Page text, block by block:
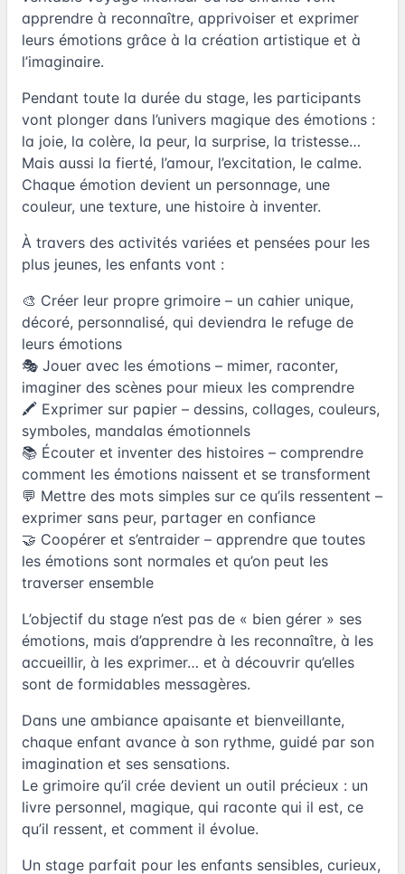
apprendre à reconnaître, apprivoiser et exprimer
leurs émotions grâce à la création artistique et à
l’imaginaire.
Pendant toute la durée du stage, les participants
vont plonger dans l’univers magique des émotions :
la joie, la colère, la peur, la surprise, la tristesse…
Mais aussi la fierté, l’amour, l’excitation, le calme.
Chaque émotion devient un personnage, une
couleur, une texture, une histoire à inventer.
À travers des activités variées et pensées pour les
plus jeunes, les enfants vont :
🎨 Créer leur propre grimoire – un cahier unique,
décoré, personnalisé, qui deviendra le refuge de
leurs émotions
🎭 Jouer avec les émotions – mimer, raconter,
imaginer des scènes pour mieux les comprendre
🖍️ Exprimer sur papier – dessins, collages, couleurs,
symboles, mandalas émotionnels
📚 Écouter et inventer des histoires – comprendre
comment les émotions naissent et se transforment
💬 Mettre des mots simples sur ce qu’ils ressentent –
exprimer sans peur, partager en confiance
🤝 Coopérer et s’entraider – apprendre que toutes
les émotions sont normales et qu’on peut les
traverser ensemble
L’objectif du stage n’est pas de « bien gérer » ses
émotions, mais d’apprendre à les reconnaître, à les
accueillir, à les exprimer… et à découvrir qu’elles
sont de formidables messagères.
Dans une ambiance apaisante et bienveillante,
chaque enfant avance à son rythme, guidé par son
imagination et ses sensations.
Le grimoire qu’il crée devient un outil précieux : un
livre personnel, magique, qui raconte qui il est, ce
qu’il ressent, et comment il évolue.
Un stage parfait pour les enfants sensibles, curieux,